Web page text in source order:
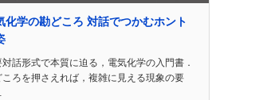
化学の勘どころ 対話でつかむホント
対話形式で本質に迫る，電気化学の入門書．
ころを押さえれば，複雑に見える現象の要